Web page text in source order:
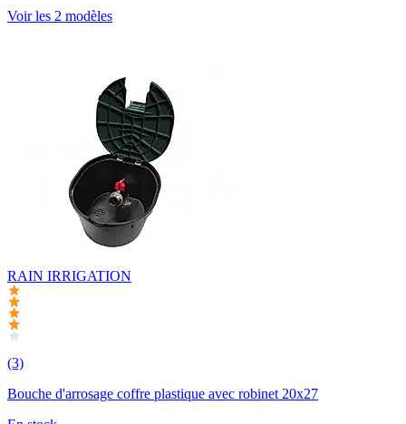
Voir les 2 modèles
RAIN IRRIGATION
(3)
Bouche d'arrosage coffre plastique avec robinet 20x27